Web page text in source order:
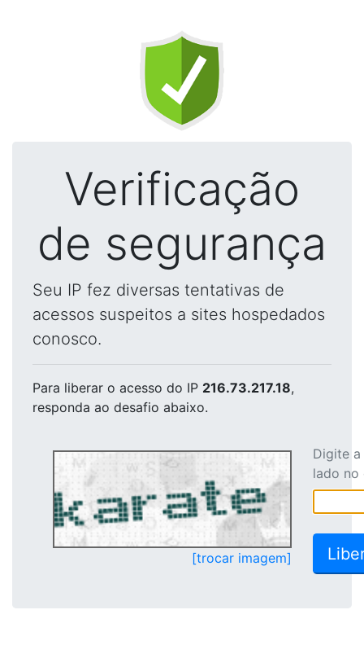
Verificação
de segurança
Seu IP fez diversas tentativas de
acessos suspeitos a sites hospedados
conosco.
Para liberar o acesso do IP 216.73.217.18,
responda ao desafio abaixo.
[trocar imagem]
Digite
lado no